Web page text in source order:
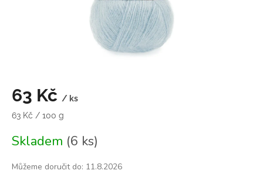
63 Kč / ks
Měrná
63 Kč / 100 g
Skladem (6 ks)
Můžeme doručit do: 11.8.2026